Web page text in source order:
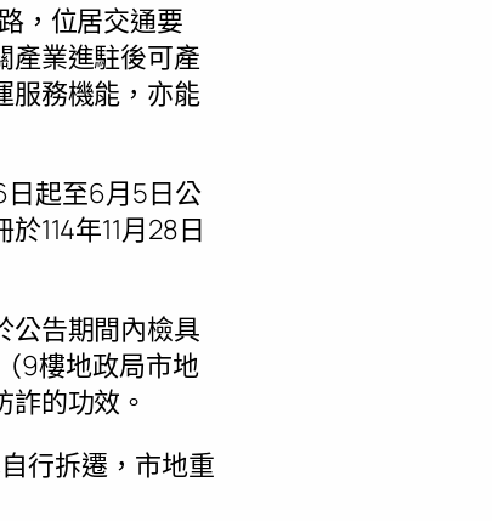
，位居交通要
產業進駐後可產
服務機能，亦能
日起至6月5日公
114年11月28日
公告期間內檢具
9樓地政局市地
的功效。
行拆遷，市地重